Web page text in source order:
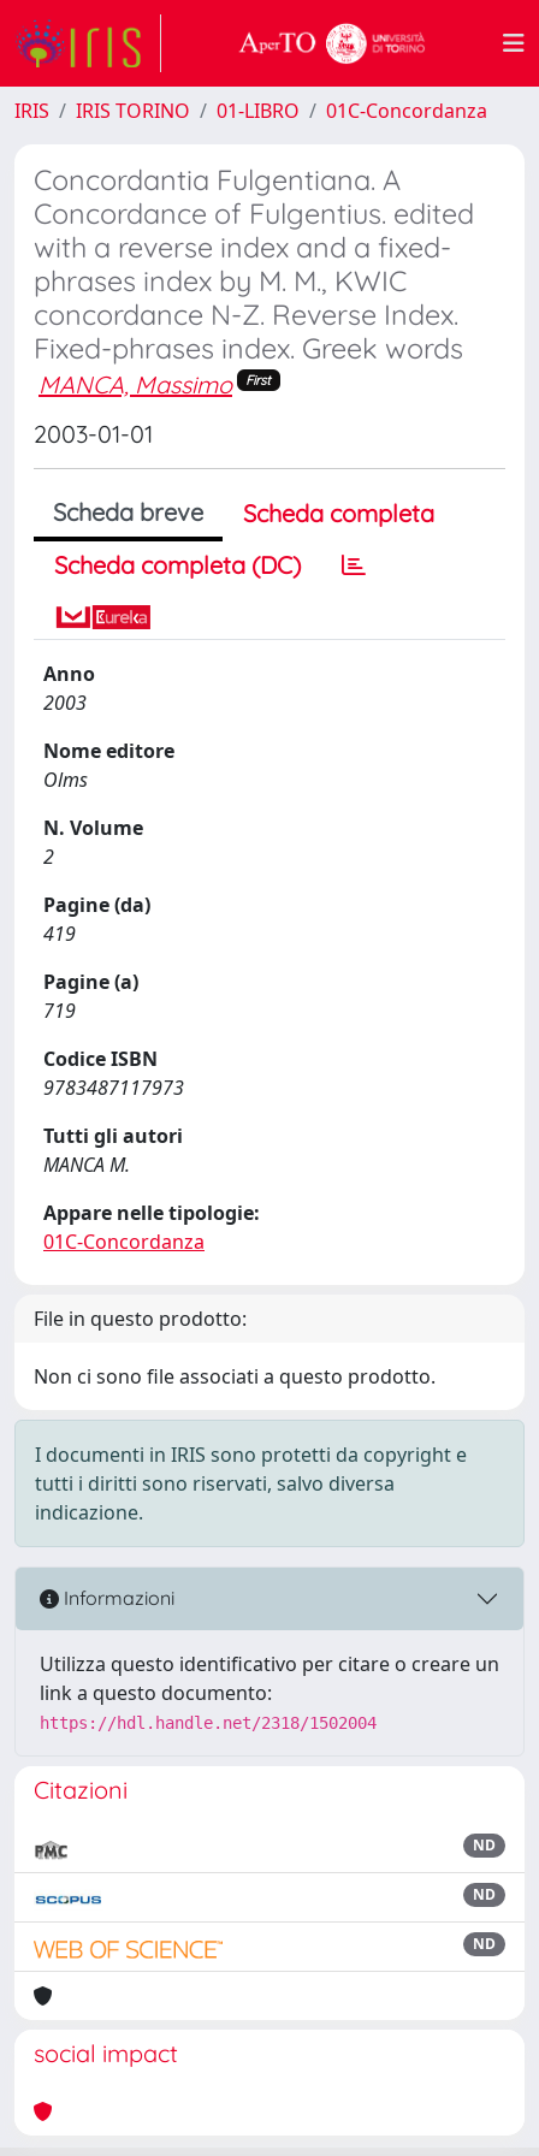
IRIS IRIS TORINO 01-LIBRO 01C-Concordanza
Concordantia Fulgentiana. A
Concordance of Fulgentius. edited
with a reverse index and a fixed-
phrases index by M. M., KWIC
concordance N-Z. Reverse Index.
Fixed-phrases index. Greek words
MANCA, Massimo First
2003-01-01
Scheda breve
Scheda completa
Scheda completa (DC)
Anno
2003
Nome editore
Olms
N. Volume
2
Pagine (da)
419
Pagine (a)
719
Codice ISBN
9783487117973
Tutti gli autori
MANCA M.
Appare nelle tipologie:
01C-Concordanza
File in questo prodotto:
Non ci sono file associati a questo prodotto.
I documenti in IRIS sono protetti da copyright e
tutti i diritti sono riservati, salvo diversa
indicazione.
Informazioni
Utilizza questo identificativo per citare o creare un
link a questo documento:
https://hdl.handle.net/2318/1502004
Citazioni
ND
ND
ND
social impact